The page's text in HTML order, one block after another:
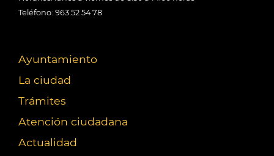
Teléfono: 963 52 54 78
Ayuntamiento
La ciudad
Trámites
Atención ciudadana
Actualidad